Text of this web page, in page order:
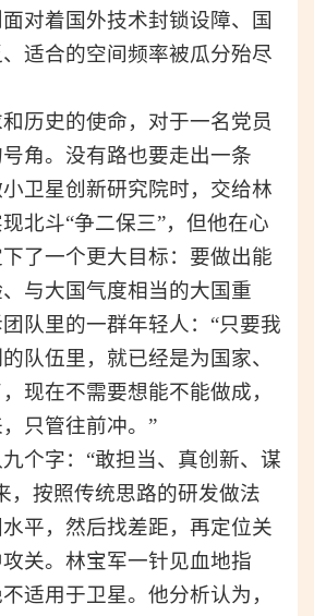
对着国外技术封锁设障、国
适合的空间频率被瓜分殆尽
历史的使命，对于一名党员
角。没有路也要走出一条
卫星创新研究院时， 交给林
北斗“争二保三”， 但他在心
了一个更大目标：要做出能
与大国气度相当的大国重
队里的一群年轻人：“只要我
队伍里，就已经是为国家、
现在不需要想能不能做成，
只管往前冲。”
个字：“敢担当、真创新、谋
，按照传统思路的研发做法
平，然后找差距，再定位关
关。林宝军一针见血地指
适用于卫星。他分析认为，